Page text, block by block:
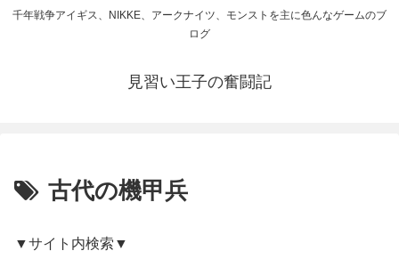
千年戦争アイギス、NIKKE、アークナイツ、モンストを主に色んなゲームのブ
ログ
見習い王子の奮闘記
古代の機甲兵
▼サイト内検索▼